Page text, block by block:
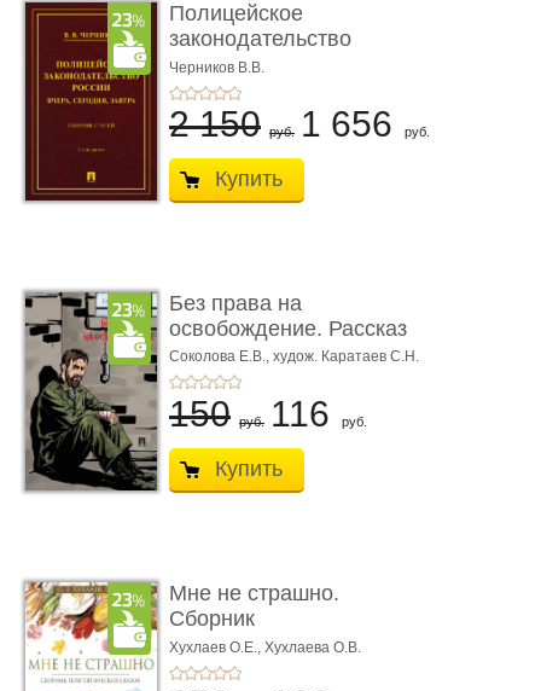
Полицейское
законодательство
России: вчера, с� ...
Черников В.В.
2 150 руб. 1 656 руб.
Купить
Без права на
освобождение. Рассказ
Соколова Е.В., худож. Каратаев С.Н.
150 руб. 116 руб.
Купить
Мне не страшно.
Сборник
терапевтических
сказо� ...
Хухлаев О.Е., Хухлаева О.В.